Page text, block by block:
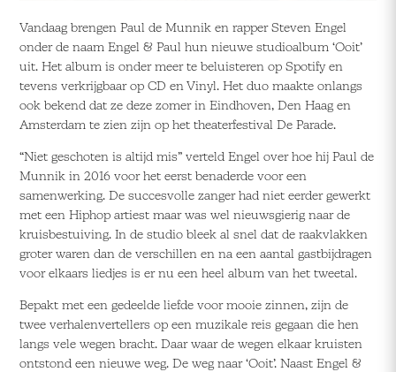
Vandaag brengen Paul de Munnik en rapper Steven Engel
onder de naam Engel & Paul hun nieuwe studioalbum ‘Ooit’
uit. Het album is onder meer te beluisteren op Spotify en
tevens verkrijgbaar op CD en Vinyl. Het duo maakte onlangs
ook bekend dat ze deze zomer in Eindhoven, Den Haag en
Amsterdam te zien zijn op het theaterfestival De Parade.
“Niet geschoten is altijd mis” verteld Engel over hoe hij Paul de
Munnik in 2016 voor het eerst benaderde voor een
samenwerking. De succesvolle zanger had niet eerder gewerkt
met een Hiphop artiest maar was wel nieuwsgierig naar de
kruisbestuiving. In de studio bleek al snel dat de raakvlakken
groter waren dan de verschillen en na een aantal gastbijdragen
voor elkaars liedjes is er nu een heel album van het tweetal.
Bepakt met een gedeelde liefde voor mooie zinnen, zijn de
twee verhalenvertellers op een muzikale reis gegaan die hen
langs vele wegen bracht. Daar waar de wegen elkaar kruisten
ontstond een nieuwe weg. De weg naar ‘Ooit’. Naast Engel &